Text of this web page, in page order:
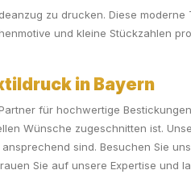
zu drucken. Diese
und kleine Stückzahlen
in Bayern
für hochwertige
Wünsche zugeschnitten ist.
sind. Besuchen Sie
Sie auf unsere Expertise und